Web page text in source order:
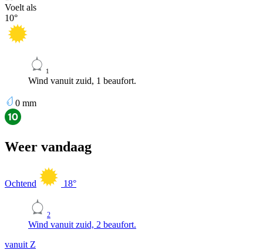
Voelt als
10°
1
Wind vanuit zuid, 1 beaufort.
0 mm
Weer vandaag
Ochtend 18°
2
Wind vanuit zuid, 2 beaufort.
vanuit Z